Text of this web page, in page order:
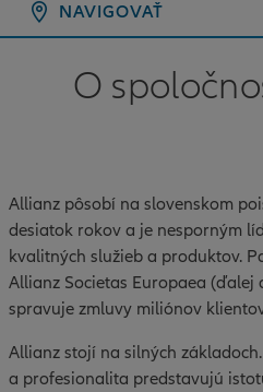
NAVIGOVAŤ
O
Allianz pôsobí na slovenskom
desiatok rokov a je nesporným
kvalitných služieb a produktov.
Allianz Societas Europaea (ďalej
spravuje zmluvy miliónov
Allianz stojí na silných
a profesionalita predstavujú